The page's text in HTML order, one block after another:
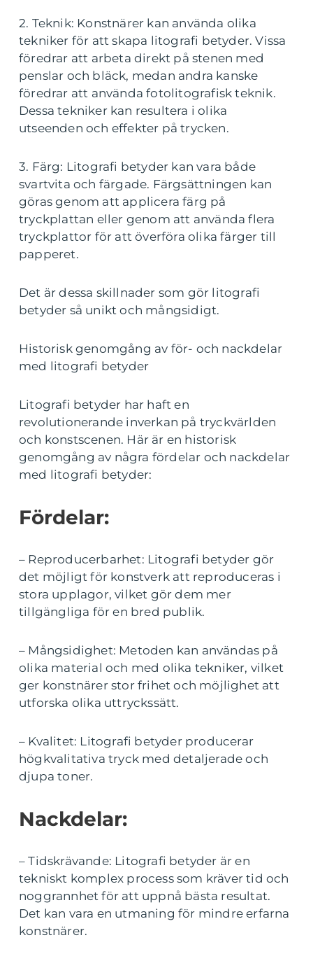
2. Teknik: Konstnärer kan använda olika
tekniker för att skapa litografi betyder. Vissa
föredrar att arbeta direkt på stenen med
penslar och bläck, medan andra kanske
föredrar att använda fotolitografisk teknik.
Dessa tekniker kan resultera i olika
utseenden och effekter på trycken.
3. Färg: Litografi betyder kan vara både
svartvita och färgade. Färgsättningen kan
göras genom att applicera färg på
tryckplattan eller genom att använda flera
tryckplattor för att överföra olika färger till
papperet.
Det är dessa skillnader som gör litografi
betyder så unikt och mångsidigt.
Historisk genomgång av för- och nackdelar
med litografi betyder
Litografi betyder har haft en
revolutionerande inverkan på tryckvärlden
och konstscenen. Här är en historisk
genomgång av några fördelar och nackdelar
med litografi betyder:
Fördelar:
– Reproducerbarhet: Litografi betyder gör
det möjligt för konstverk att reproduceras i
stora upplagor, vilket gör dem mer
tillgängliga för en bred publik.
– Mångsidighet: Metoden kan användas på
olika material och med olika tekniker, vilket
ger konstnärer stor frihet och möjlighet att
utforska olika uttryckssätt.
– Kvalitet: Litografi betyder producerar
högkvalitativa tryck med detaljerade och
djupa toner.
Nackdelar:
– Tidskrävande: Litografi betyder är en
tekniskt komplex process som kräver tid och
noggrannhet för att uppnå bästa resultat.
Det kan vara en utmaning för mindre erfarna
konstnärer.